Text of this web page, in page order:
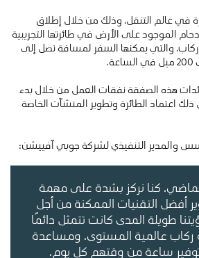
في عالم التنقل، وذلك من خلال إطلاق
الموجود على الأرض في طائرتها التجريبية
والتي يمكنها السفر لمسافة تصل إلى
هذه الصفقة نفقات العمل من خلال بدء
ذلك اعتماد الطائرة وتطوير المنشآت الخاصة
والمدير التنفيذي لشركة جوبي آفييشن:
كنا نركز بشدة على مهمة
أفضل التقنيات الممكنة من أجل
طويلة المدى كانت تتمثل دائمًا
عالمية المستوى، ومساعدة
ساعة من وقتهم كل يوم،